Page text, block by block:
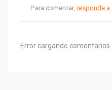
Para comentar, responde
Error cargando comentarios.